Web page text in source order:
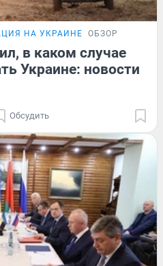
НА УКРАИНЕ ОБЗОР
в каком случае
Украине: новости
Обсудить